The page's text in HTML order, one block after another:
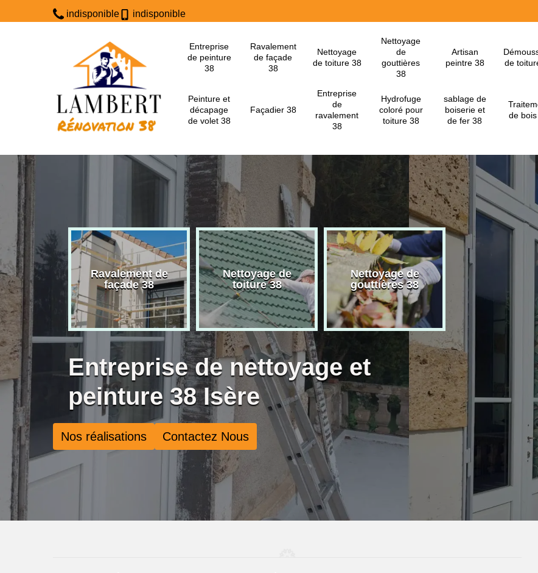
indisponible indisponible
Entreprise
de peinture
38
Ravalement
de façade
38
Nettoyage
de toiture 38
Nettoyage
de
gouttières
38
Artisan
peintre 38
de
Peinture et
décapage
de volet 38
Façadier 38
Entreprise
de
ravalement
38
Hydrofuge
coloré pour
toiture 38
sablage de
boiserie et
de fer 38
de
de
38
Ravalement de
façade 38
Nettoyage de
toiture 38
Nettoyage de
gouttières 38
Artisan
Entreprise de nettoyage et
peinture 38 Isère
Nos réalisations Contactez Nous